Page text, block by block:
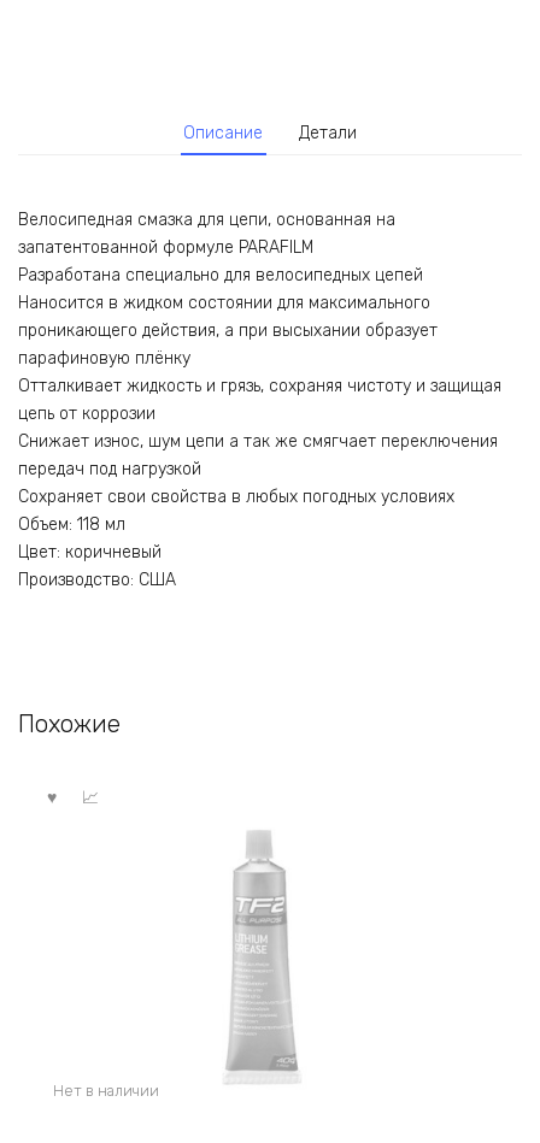
Описание Детали
Велосипедная смазка для цепи, основанная на
запатентованной формуле PARAFILM
Разработана специально для велосипедных цепей
Наносится в жидком состоянии для максимального
проникающего действия, а при высыхании образует
парафиновую плёнку
Отталкивает жидкость и грязь, сохраняя чистоту и защищая
цепь от коррозии
Снижает износ, шум цепи а так же смягчает переключения
передач под нагрузкой
Сохраняет свои свойства в любых погодных условиях
Объем: 118 мл
Цвет: коричневый
Производство: США
Похожие
Нет в наличии